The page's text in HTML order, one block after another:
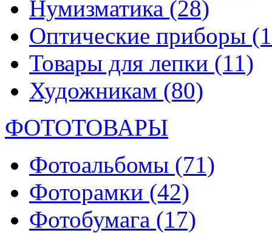
Нумизматика (28)
Оптические приборы
Товары для лепки (11)
Художникам (80)
ФОТОТОВАРЫ
Фотоальбомы (71)
Фоторамки (42)
Фотобумага (17)